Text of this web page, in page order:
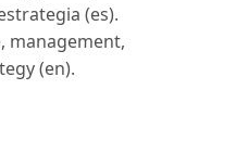
(es).
management,
(en).